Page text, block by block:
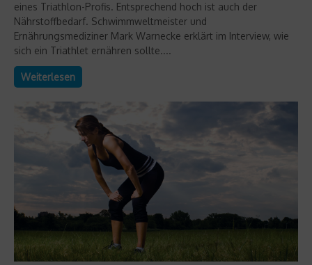
eines Triathlon-Profis. Entsprechend hoch ist auch der
Nährstoffbedarf. Schwimmweltmeister und
Ernährungsmediziner Mark Warnecke erklärt im Interview, wie
sich ein Triathlet ernähren sollte....
Weiterlesen